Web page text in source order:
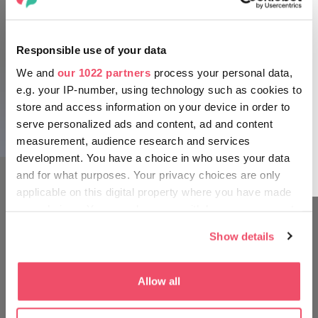
Responsible use of your data
We and our 1022 partners process your personal data,
e.g. your IP-number, using technology such as cookies to
store and access information on your device in order to
serve personalized ads and content, ad and content
measurement, audience research and services
development. You have a choice in who uses your data
and for what purposes. Your privacy choices are only
applicable on this digital property where you have made
If you allow, we would also like to:
which can be accurate to within several meters
Show details
Allow all
Après le programme culturel, une
détente bien méritée !
Le centre-ville regorge de cafés agréables, mais le Musée
pour enfants Macskakő qui se trouve dans la maison
Eggenberg attend également les plus petits avec des
expositions relatant un lointain passé !
FAITES LE TOUR COMME LES
HONGROIS